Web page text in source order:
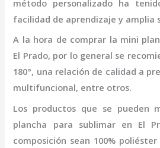
método personalizado ha
facilidad de aprendizaje y amplia
A la hora de comprar la mini
El Prado, por lo general se
180°, una relación de calidad a
multifuncional, entre otros.
Los productos que se pueden
plancha para sublimar en El
composición sean 100%